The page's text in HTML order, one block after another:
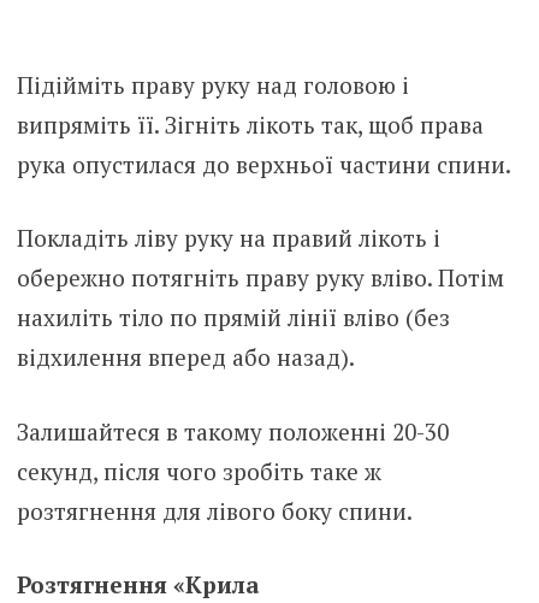
Підійміть праву руку над головою і
випряміть її. Зігніть лікоть так, щоб права
рука опустилася до верхньої частини спини.
Покладіть ліву руку на правий лікоть і
обережно потягніть праву руку вліво. Потім
нахиліть тіло по прямій лінії вліво (без
відхилення вперед або назад).
Залишайтеся в такому положенні 20-30
секунд, після чого зробіть таке ж
розтягнення для лівого боку спини.
Розтягнення «Крила